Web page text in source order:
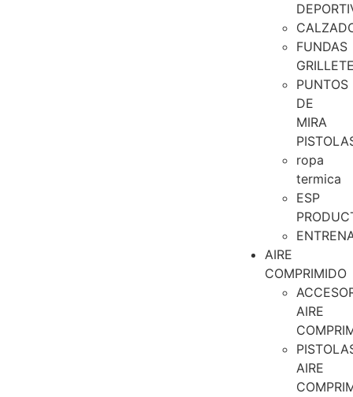
FUNDAS
PUNTOS
DE
MIRA
ropa
termica
ESP
AIRE
COMPRIMIDO
AIRE
AIRE